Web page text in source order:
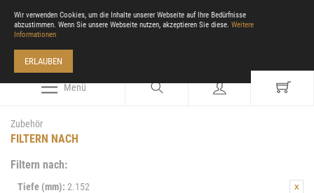
Menü
Zubehör
FILTERN NACH
Filtern nach:
Tiefe (mm): 2.152
Wir verwenden Cookies, um die Inhalte unserer Webseite auf Ihre Bedürfnisse
abzustimmen. Wenn Sie unsere Webseite nutzen, akzeptieren Sie diese. Weitere
Informationen
ERLAUBEN